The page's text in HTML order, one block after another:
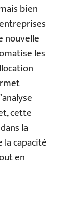
bien
nouvelle
les
cette
la
capacité
en